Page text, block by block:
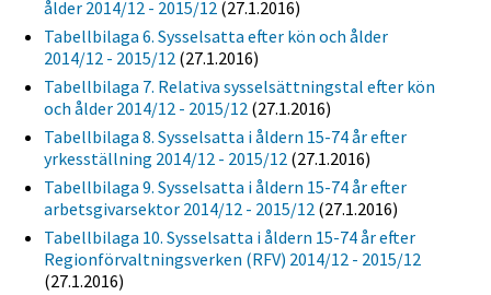
ålder 2014/12 - 2015/12 (27.1.2016)
Tabellbilaga 6. Sysselsatta efter kön och ålder
2014/12 - 2015/12 (27.1.2016)
Tabellbilaga 7. Relativa sysselsättningstal efter kön
och ålder 2014/12 - 2015/12 (27.1.2016)
Tabellbilaga 8. Sysselsatta i åldern 15-74 år efter
yrkesställning 2014/12 - 2015/12 (27.1.2016)
Tabellbilaga 9. Sysselsatta i åldern 15-74 år efter
arbetsgivarsektor 2014/12 - 2015/12 (27.1.2016)
Tabellbilaga 10. Sysselsatta i åldern 15-74 år efter
Regionförvaltningsverken (RFV) 2014/12 - 2015/12
(27.1.2016)